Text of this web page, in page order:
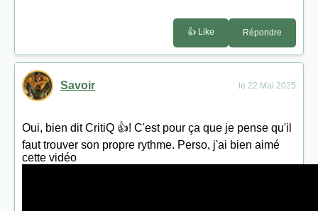
👍 Like Répondre
Savoir le 22 Mai 2025
Oui, bien dit CritiQ 👍! C'est pour ça que je pense qu'il
faut trouver son propre rythme. Perso, j'ai bien aimé
cette vidéo